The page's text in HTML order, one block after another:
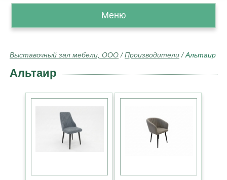
Меню
Выставочный зал мебели, ООО /Производители /Альтаир
Альтаир